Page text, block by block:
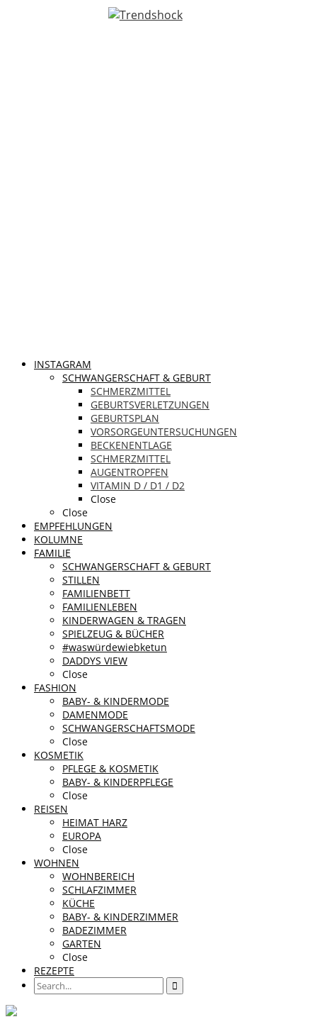
INSTAGRAM
SCHWANGERSCHAFT & GEBURT
SCHMERZMITTEL
GEBURTSVERLETZUNGEN
GEBURTSPLAN
VORSORGEUNTERSUCHUNGEN
BECKENENTLAGE
SCHMERZMITTEL
AUGENTROPFEN
VITAMIN D / D1 / D2
Close
Close
EMPFEHLUNGEN
KOLUMNE
FAMILIE
SCHWANGERSCHAFT & GEBURT
STILLEN
FAMILIENBETT
FAMILIENLEBEN
KINDERWAGEN & TRAGEN
SPIELZEUG & BÜCHER
#waswürdewiebketun
DADDYS VIEW
Close
FASHION
BABY- & KINDERMODE
DAMENMODE
SCHWANGERSCHAFTSMODE
Close
KOSMETIK
PFLEGE & KOSMETIK
BABY- & KINDERPFLEGE
Close
REISEN
HEIMAT HARZ
EUROPA
Close
WOHNEN
WOHNBEREICH
SCHLAFZIMMER
KÜCHE
BABY- & KINDERZIMMER
BADEZIMMER
GARTEN
Close
REZEPTE